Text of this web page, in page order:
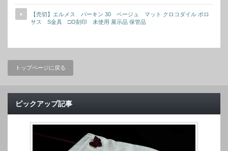
【売切】エルメス バーキン 30 ベージュ マット クロコダイル ポロ
サス S金具 □O刻印 未使用 展示品 保管品
トップページに戻る
ピックアップ記事